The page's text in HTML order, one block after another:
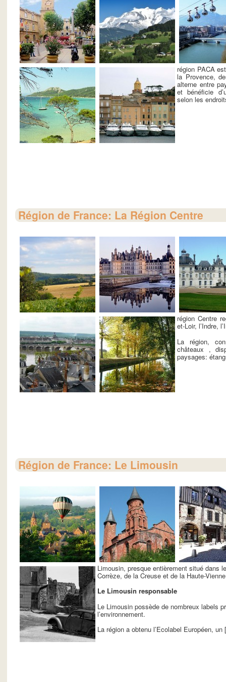
région PACA
la Provence,
alterne entre
et bénéficie
selon les
Région de France: La Région Centre
région Centre
et-Loir, l’Indre,
La région,
châteaux ,
paysages:
Région de France: Le Limousin
Limousin, presque entièrement situé dans
Corrèze, de la Creuse et de la Haute-
Le Limousin responsable
Le Limousin possède de nombreux labels
l’environnement.
La région a obtenu l’Ecolabel Européen, un